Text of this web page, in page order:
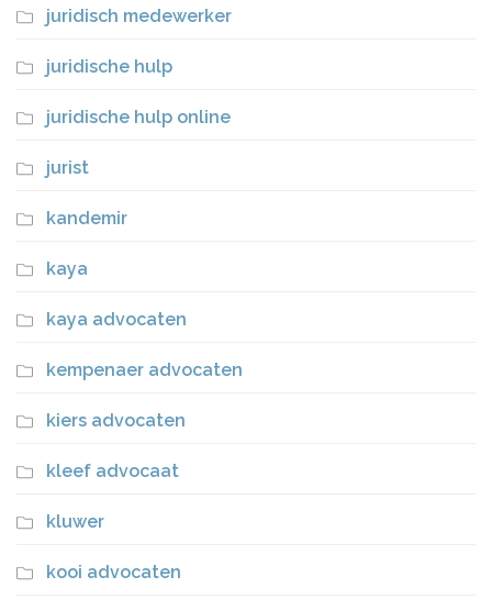
juridisch medewerker
juridische hulp
juridische hulp online
jurist
kandemir
kaya
kaya advocaten
kempenaer advocaten
kiers advocaten
kleef advocaat
kluwer
kooi advocaten